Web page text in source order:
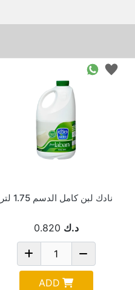
نادك لبن كامل الدسم 1.75 لتر
د.ك 0.820
ADD